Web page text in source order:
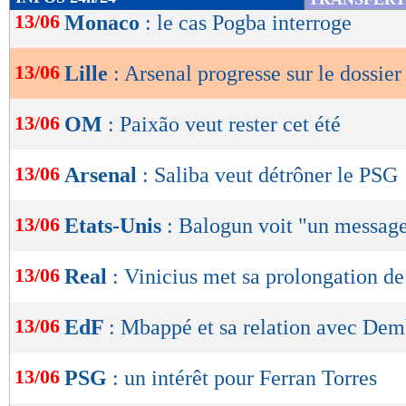
de
OK
13/06 Monaco : le cas Pogba interroge
13/06 Lille : Arsenal progresse sur le
13/06 OM : Paixão veut rester cet été
13/06 Arsenal : Saliba veut détrôner le PSG
13/06 Etats-Unis : Balogun voit "un
13/06 Real : Vinicius met sa prolongation
13/06 EdF : Mbappé et sa relation avec
13/06 PSG : un intérêt pour Ferran Torres